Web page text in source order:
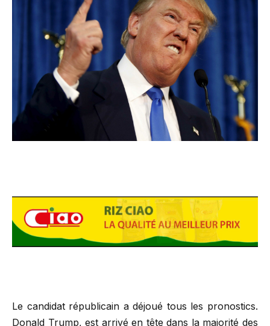
Le candidat républicain a déjoué tous les pronostics.
Donald Trump, est arrivé en tête dans la majorité des